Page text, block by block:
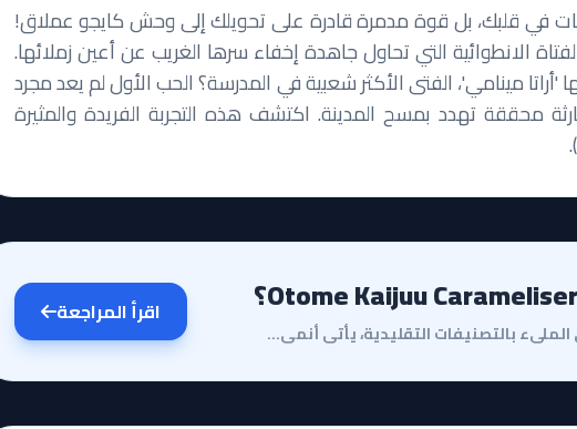
في قلبك، بل قوة مدمرة قادرة على تحويلك إلى وحش كايجو عملاق!
الانطوائية التي تحاول جاهدة إخفاء سرها الغريب عن أعين زملائها.
مينامي'، الفتى الأكثر شعبية في المدرسة؟ الحب الأول لم يعد مجرد
محققة تهدد بمسح المدينة. اكتشف هذه التجربة الفريدة والمثيرة
مقدمة وقصة الأنميفي عالم الأنمي المليء بالتصنيفات التقليدية، يأتي أنمي Otome Kaijuu Carameliser ليقد...
اقرأ المراجعة